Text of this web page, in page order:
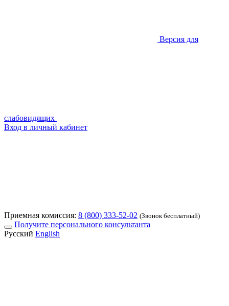
Версия для
слабовидящих
Вход в личный кабинет
Приемная комиссия: 8 (800) 333-52-02 (Звонок бесплатный)
Получите персонального консультанта
Русский English